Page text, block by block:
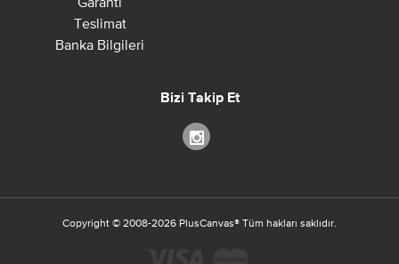
Teslimat
Banka Bilgileri
Bizi Takip Et
Copyright © 2008-2026 PlusCanvas® Tüm hakları saklıdır.